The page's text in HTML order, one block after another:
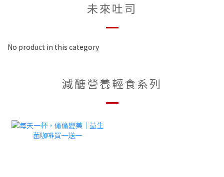
未來吐司
No product in this category
減醣營養輕食系列